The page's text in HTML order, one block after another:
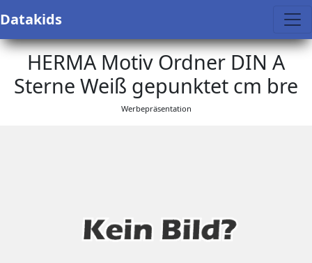
Datakids
HERMA Motiv Ordner DIN A
Sterne Weiß gepunktet cm bre
Werbepräsentation